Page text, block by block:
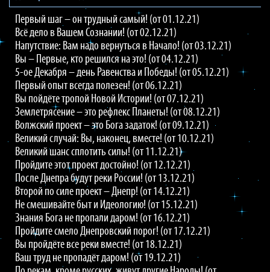
Первый шаг – он трудный самый! (от 01.12.21)
Всё дело в Вашем Сознании! (от 02.12.21)
Напутствие: Вам надо вернуться в Начало! (от 03.12.21)
Вы – Первые, кто решился на это! (от 04.12.21)
5-ое Декабря – день Равенства и Победы! (от 05.12.21)
Первый опыт всегда полезен! (от 06.12.21)
Вы пойдёте тропой Новой Истории! (от 07.12.21)
Землетрясение – это рефлекс Планеты! (от 08.12.21)
Волжский проект – это Бога задаток! (от 09.12.21)
Великий случай: Вы, наконец, вместе! (от 10.12.21)
Великий шанс сплотить силы! (от 11.12.21)
Пройдите этот проект достойно! (от 12.12.21)
После Днепра будут реки России! (от 13.12.21)
Второй по силе проект – Днепр! (от 14.12.21)
Не смешивайте быт и Идеологию! (от 15.12.21)
Знания Бога не пропали даром! (от 16.12.21)
Пройдите смело Днепровский порог! (от 17.12.21)
Вы пройдёте все реки вместе! (от 18.12.21)
Ваш труд не пропадёт даром! (от 19.12.21)